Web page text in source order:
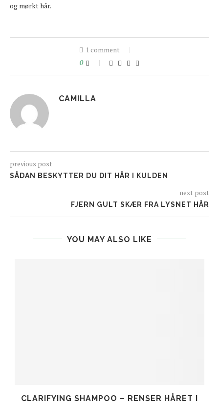
og mørkt hår.
1 comment
0
CAMILLA
previous post
SÅDAN BESKYTTER DU DIT HÅR I KULDEN
next post
FJERN GULT SKÆR FRA LYSNET HÅR
YOU MAY ALSO LIKE
CLARIFYING SHAMPOO – RENSER HÅRET I